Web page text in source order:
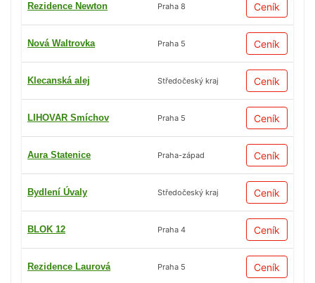
Rezidence Newton Praha 8 Ceník
Nová Waltrovka Praha 5 Ceník
Klecanská alej Středočeský kraj Ceník
LIHOVAR Smíchov Praha 5 Ceník
Aura Statenice Praha-západ Ceník
Bydlení Úvaly Středočeský kraj Ceník
BLOK 12 Praha 4 Ceník
Rezidence Laurová Praha 5 Ceník